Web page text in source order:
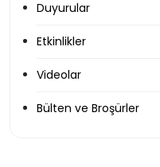
Duyurular
Etkinlikler
Videolar
Bülten ve Broşürler